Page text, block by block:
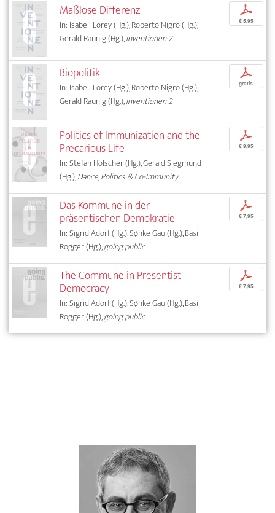
Maßlose Differenz
In: Isabell Lorey (Hg.), Roberto Nigro (Hg.),
Gerald Raunig (Hg.),Inventionen 2
p
€ 5,95
Biopolitik
In: Isabell Lorey (Hg.), Roberto Nigro (Hg.),
Gerald Raunig (Hg.),Inventionen 2
p
gratis
Politics of Immunization and the
Precarious Life
In: Stefan Hölscher (Hg.), Gerald Siegmund
(Hg.),Dance, Politics & Co-Immunity
p
€ 9,95
Das Kommune in der
präsentischen Demokratie
In: Sigrid Adorf (Hg.), Sønke Gau (Hg.), Basil
Rogger (Hg.),going public.
p
€ 7,95
The Commune in Presentist
Democracy
In: Sigrid Adorf (Hg.), Sønke Gau (Hg.), Basil
Rogger (Hg.),going public.
p
€ 7,95